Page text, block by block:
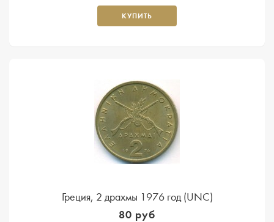
КУПИТЬ
Греция, 2 драхмы 1976 год (UNC)
80 руб